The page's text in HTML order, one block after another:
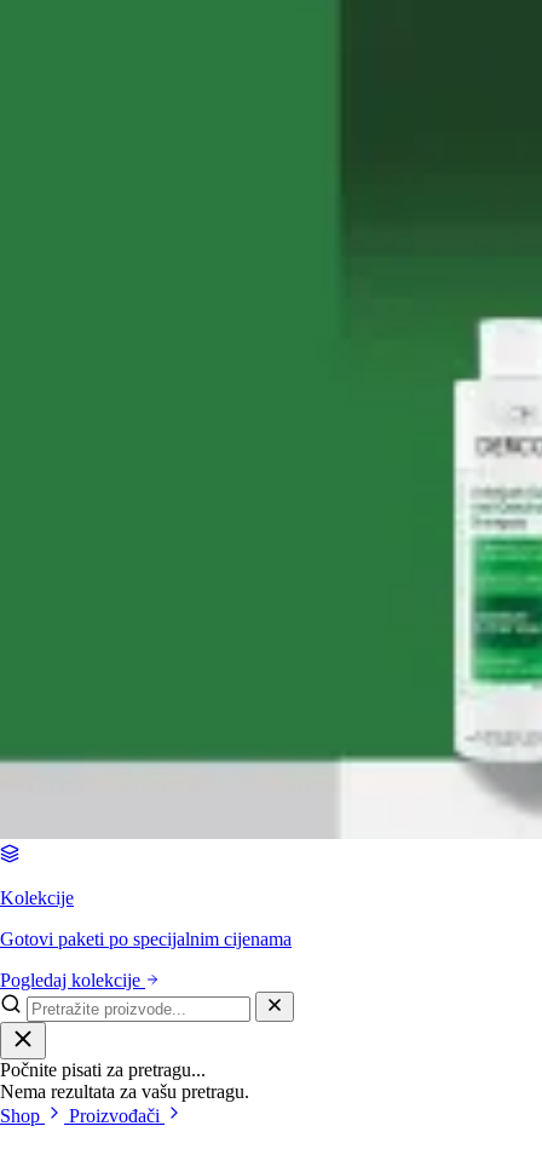
Kolekcije
Gotovi paketi po specijalnim cijenama
Pogledaj kolekcije
Počnite pisati za pretragu...
Nema rezultata za vašu pretragu.
Shop
Proizvođači